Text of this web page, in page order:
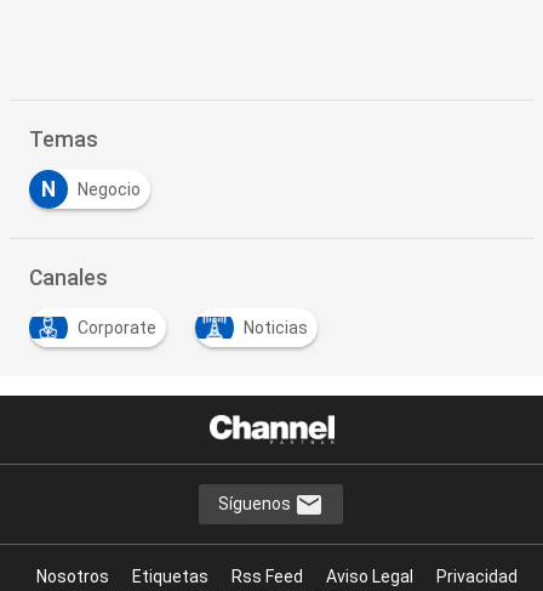
Temas
N Negocio
Canales
Corporate Noticias
Síguenos
Nosotros Etiquetas Rss Feed Aviso Legal
Privacidad